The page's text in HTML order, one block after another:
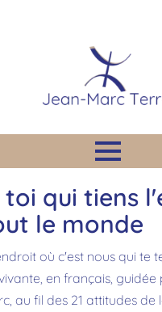
toi qui tiens
le monde
où c'est nous qui te
en français,
au fil des 21 attitudes de